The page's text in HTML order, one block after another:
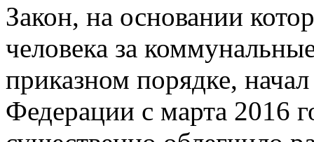
Закон, на основании
человека за
приказном порядке,
Федерации с марта 2016